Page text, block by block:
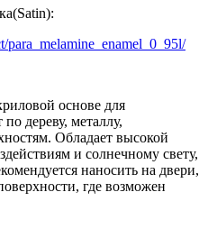
основе для
дереву, металлу,
Обладает высокой
и солнечному свету,
наносить на двери,
где возможен